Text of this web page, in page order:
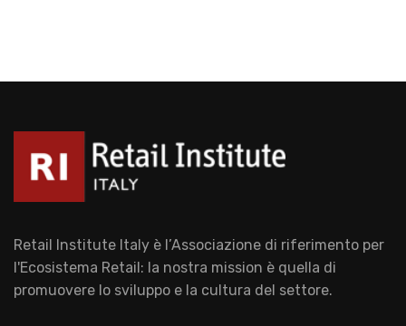
Retail Institute Italy è l’Associazione di riferimento per
l'Ecosistema Retail: la nostra mission è quella di
promuovere lo sviluppo e la cultura del settore.